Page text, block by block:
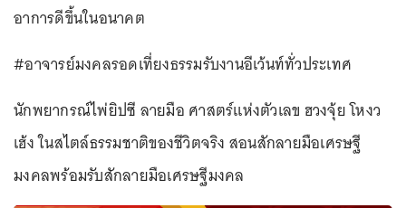
อาการดีขึ้นในอนาคต
#อาจารย์มงคลรอดเที่ยงธรรมรับงานอีเว้นท์ทั่วประเทศ
นักพยากรณ์ไพ่ยิปซี ลายมือ ศาสตร์แห่งตัวเลข ฮวงจุ้ย โหงว
เฮ้ง ในสไตล์ธรรมชาติของชีวิตจริง สอนสักลายมือเศรษฐี
มงคลพร้อมรับสักลายมือเศรษฐีมงคล